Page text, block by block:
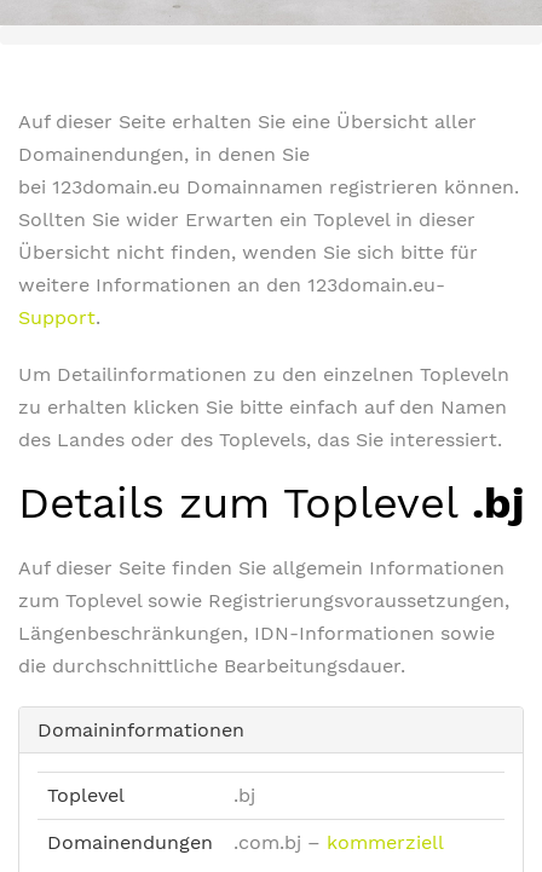
Auf dieser Seite erhalten Sie eine Übersicht aller
Domainendungen, in denen Sie
bei 123domain.eu Domainnamen registrieren können.
Sollten Sie wider Erwarten ein Toplevel in dieser
Übersicht nicht finden, wenden Sie sich bitte für
weitere Informationen an den 123domain.eu-
Support.
Um Detailinformationen zu den einzelnen Topleveln
zu erhalten klicken Sie bitte einfach auf den Namen
des Landes oder des Toplevels, das Sie interessiert.
Details zum Toplevel .bj
Auf dieser Seite finden Sie allgemein Informationen
zum Toplevel sowie Registrierungsvoraussetzungen,
Längenbeschränkungen, IDN-Informationen sowie
die durchschnittliche Bearbeitungsdauer.
Domaininformationen
Toplevel .bj
Domainendungen .com.bj – kommerziell